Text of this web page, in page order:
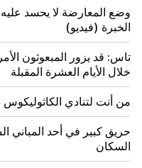
وضع المعارضة لا يحسد
الخبرة (فيديو)
تاس: قد يزور المبعوثون
خلال الأيام العشرة المقبلة
من أنت لتنادي الكاثوليكوس
حريق كبير في أحد المباني
السكان